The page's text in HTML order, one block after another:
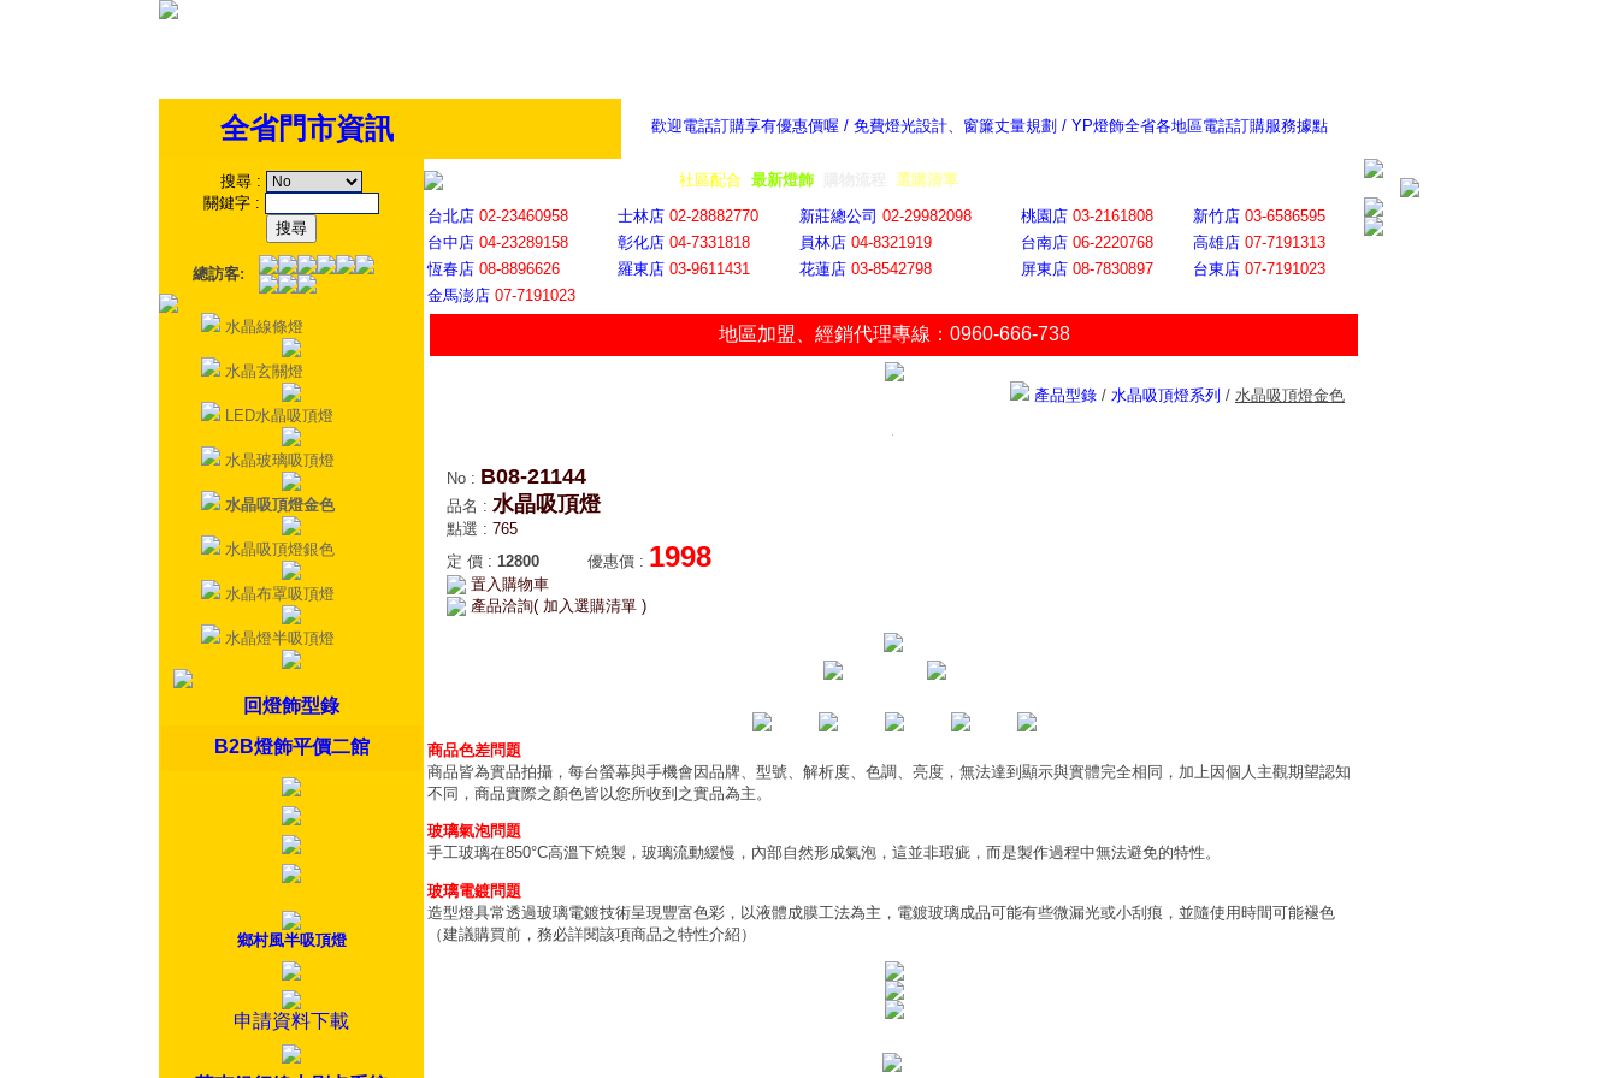
歡迎電話訂購享有優惠價喔 / 免費燈光設計、窗簾丈量規劃 / YP燈飾全省各地區電話訂購服務據點
全省門市資訊
搜尋 :
關鍵字 :
總訪客:
水晶線條燈
水晶玄關燈
LED水晶吸頂燈
水晶玻璃吸頂燈
水晶吸頂燈金色
水晶吸頂燈銀色
水晶布罩吸頂燈
水晶燈半吸頂燈
回燈飾型錄
B2B燈飾平價二館
鄉村風半吸頂燈
申請資料下載
社區配合 最新燈飾 選購清單
台北店 02-23460958 士林店 02-28882770 新莊總公司 02-29982098 桃園店 03-2161808 新竹店 03-6586595
台中店 04-23289158 彰化店 04-7331818 員林店 04-8321919 台南店 06-2220768 高雄店 07-7191313
恆春店 08-8896626 羅東店 03-9611431 花蓮店 03-8542798 屏東店 08-7830897 台東店 07-7191023
金馬澎店 07-7191023
地區加盟 經銷代理專線：0960-666-738
產品型錄 / 水晶吸頂燈系列 / 水晶吸頂燈金色
No : B08-21144
品名 : 水晶吸頂燈
點選 : 765
定 價 : 12800 優惠價 : 1998
置入購物車
產品洽詢( 加入選購清單 )
商品色差問題
商品皆為實品拍攝，每台螢幕與手機會因品牌、型號、解析度、色調、亮度，無法達到顯示與實體完全相同，加上因個人主觀期望認知
不同，商品實際之顏色皆以您所收到之實品為主。
玻璃氣泡問題
手工玻璃在850°C高溫下燒製，玻璃流動緩慢，內部自然形成氣泡，這並非瑕疵，而是製作過程中無法避免的特性。
玻璃電鍍問題
造型燈具常透過玻璃電鍍技術呈現豐富色彩，以液體成膜工法為主，電鍍玻璃成品可能有些微漏光或小刮痕，並隨使用時間可能褪色
（建議購買前，務必詳閱該項商品之特性介紹）